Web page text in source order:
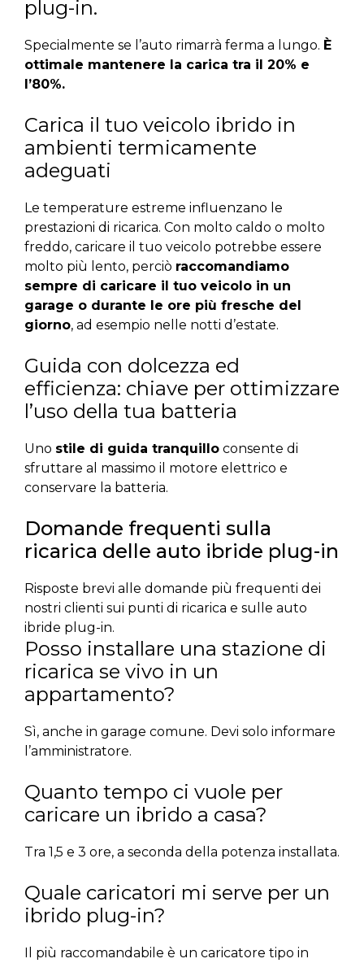
plug-in.
Specialmente se l’auto rimarrà ferma a lungo. È
ottimale mantenere la carica tra il 20% e
l’80%.
Carica il tuo veicolo ibrido in
ambienti termicamente
adeguati
Le temperature estreme influenzano le
prestazioni di ricarica. Con molto caldo o molto
freddo, caricare il tuo veicolo potrebbe essere
molto più lento, perciò raccomandiamo
sempre di caricare il tuo veicolo in un
garage o durante le ore più fresche del
giorno, ad esempio nelle notti d’estate.
Guida con dolcezza ed
efficienza: chiave per ottimizzare
l’uso della tua batteria
Uno stile di guida tranquillo consente di
sfruttare al massimo il motore elettrico e
conservare la batteria.
Domande frequenti sulla
ricarica delle auto ibride plug-in
Risposte brevi alle domande più frequenti dei
nostri clienti sui punti di ricarica e sulle auto
ibride plug-in.
Posso installare una stazione di
ricarica se vivo in un
appartamento?
Sì, anche in garage comune. Devi solo informare
l’amministratore.
Quanto tempo ci vuole per
caricare un ibrido a casa?
Tra 1,5 e 3 ore, a seconda della potenza installata.
Quale caricatori mi serve per un
ibrido plug-in?
Il più raccomandabile è un caricatore tipo in